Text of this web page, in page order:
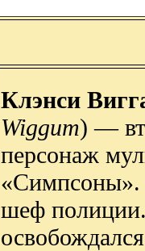
Клэнси
Wiggum) —
персонаж
«Симпсоны».
шеф